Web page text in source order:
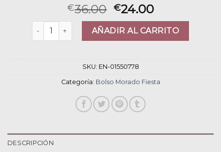
€36.00 €24.00
bolso morado fiesta cantidadAÑADIR AL CARRITO
SKU: EN-01550778
Categoría: Bolso Morado Fiesta
DESCRIPCIÓN